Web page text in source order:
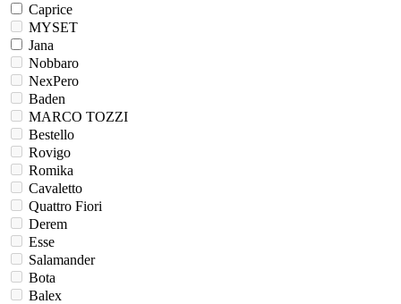
Caprice
MYSET
Jana
Nobbaro
NexPero
Baden
MARCO TOZZI
Bestello
Rovigo
Romika
Cavaletto
Quattro Fiori
Derem
Esse
Salamander
Bota
Balex